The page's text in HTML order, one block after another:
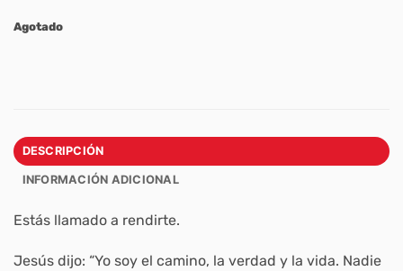
Agotado
DESCRIPCIÓN
INFORMACIÓN ADICIONAL
Estás llamado a rendirte.
Jesús dijo: “Yo soy el camino, la verdad y la vida. Nadie